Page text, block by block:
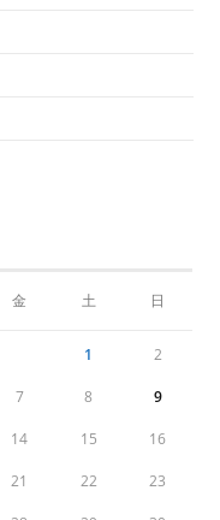
金 土 日
1 2
7 8 9
14 15 16
21 22 23